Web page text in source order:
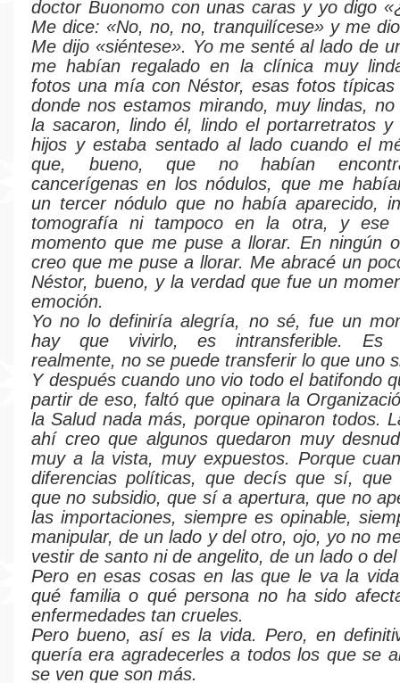
doctor Buonomo con unas caras y yo digo
Me dice: «No, no, no, tranquilícese» y me
Me dijo «siéntese». Yo me senté al lado de
me habían regalado en la clínica muy
fotos una mía con Néstor, esas fotos
donde nos estamos mirando, muy lindas,
la sacaron, lindo él, lindo el portarretratos
hijos y estaba sentado al lado cuando el
que, bueno, que no habían
cancerígenas en los nódulos, que me
un tercer nódulo que no había aparecido,
tomografía ni tampoco en la otra, y ese
momento que me puse a llorar. En ningún
creo que me puse a llorar. Me abracé un
Néstor, bueno, y la verdad que fue un
emoción.
Yo no lo definiría alegría, no sé, fue un
hay que vivirlo, es intransferible. Es
realmente, no se puede transferir lo que uno
Y después cuando uno vio todo el batifondo
partir de eso, faltó que opinara la
la Salud nada más, porque opinaron todos.
ahí creo que algunos quedaron muy
muy a la vista, muy expuestos. Porque
diferencias políticas, que decís que sí, que
que no subsidio, que sí a apertura, que no
las importaciones, siempre es opinable,
manipular, de un lado y del otro, ojo, yo no
vestir de santo ni de angelito, de un lado o
Pero en esas cosas en las que le va la
qué familia o qué persona no ha sido
enfermedades tan crueles.
Pero bueno, así es la vida. Pero, en
quería era agradecerles a todos los que se
se ven que son más.